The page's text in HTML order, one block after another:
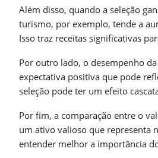
Além disso, quando a seleção
turismo, por exemplo, tende a
Isso traz receitas significativas
Por outro lado, o desempenho
expectativa positiva que pode
seleção pode ter um efeito
Por fim, a comparação entre o
um ativo valioso que representa
entender melhor a importância